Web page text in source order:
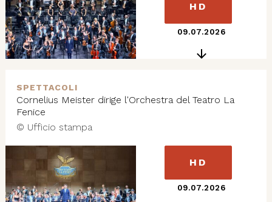
HD
09.07.2026
SPETTACOLI
Cornelius Meister dirige l'Orchestra del Teatro La
Fenice
© Ufficio stampa
HD
09.07.2026